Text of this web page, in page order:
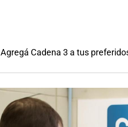
Agregá Cadena 3 a tus